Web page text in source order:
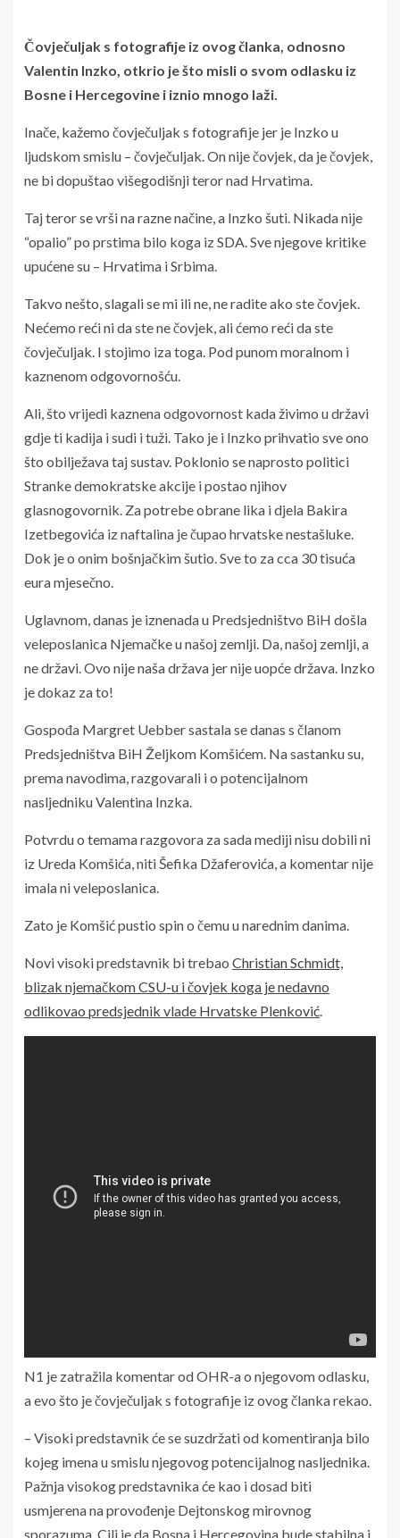
Čovječuljak s fotografije iz ovog članka, odnosno
Valentin Inzko, otkrio je što misli o svom odlasku iz
Bosne i Hercegovine i iznio mnogo laži.
Inače, kažemo čovječuljak s fotografije jer je Inzko u
ljudskom smislu – čovječuljak. On nije čovjek, da je čovjek,
ne bi dopuštao višegodišnji teror nad Hrvatima.
Taj teror se vrši na razne načine, a Inzko šuti. Nikada nije
“opalio” po prstima bilo koga iz SDA. Sve njegove kritike
upućene su – Hrvatima i Srbima.
Takvo nešto, slagali se mi ili ne, ne radite ako ste čovjek.
Nećemo reći ni da ste ne čovjek, ali ćemo reći da ste
čovječuljak. I stojimo iza toga. Pod punom moralnom i
kaznenom odgovornošću.
Ali, što vrijedi kaznena odgovornost kada živimo u državi
gdje ti kadija i sudi i tuži. Tako je i Inzko prihvatio sve ono
što obilježava taj sustav. Poklonio se naprosto politici
Stranke demokratske akcije i postao njihov
glasnogovornik. Za potrebe obrane lika i djela Bakira
Izetbegovića iz naftalina je čupao hrvatske nestašluke.
Dok je o onim bošnjačkim šutio. Sve to za cca 30 tisuća
eura mjesečno.
Uglavnom, danas je iznenada u Predsjedništvo BiH došla
veleposlanica Njemačke u našoj zemlji. Da, našoj zemlji, a
ne državi. Ovo nije naša država jer nije uopće država. Inzko
je dokaz za to!
Gospođa Margret Uebber sastala se danas s članom
Predsjedništva BiH Željkom Komšićem. Na sastanku su,
prema navodima, razgovarali i o potencijalnom
nasljedniku Valentina Inzka.
Potvrdu o temama razgovora za sada mediji nisu dobili ni
iz Ureda Komšića, niti Šefika Džaferovića, a komentar nije
imala ni veleposlanica.
Zato je Komšić pustio spin o čemu u narednim danima.
Novi visoki predstavnik bi trebao Christian Schmidt,
blizak njemačkom CSU-u i čovjek koga je nedavno
odlikovao predsjednik vlade Hrvatske Plenković.
N1 je zatražila komentar od OHR-a o njegovom odlasku,
a evo što je čovječuljak s fotografije iz ovog članka rekao.
– Visoki predstavnik će se suzdržati od komentiranja bilo
kojeg imena u smislu njegovog potencijalnog nasljednika.
Pažnja visokog predstavnika će kao i dosad biti
usmjerena na provođenje Dejtonskog mirovnog
sporazuma. Cilj je da Bosna i Hercegovina bude stabilna i